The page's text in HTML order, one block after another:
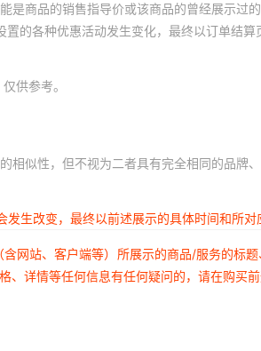
商品的销售指导价或该商品的曾经展示过
的各种优惠活动发生变化，最终以订单结算
供参考。
似性，但不视为二者具有完全相同的品牌、
生改变，最终以前述展示的具体时间和所对
网站、客户端等）所展示的商品/服务的标
详情等任何信息有任何疑问的，请在购